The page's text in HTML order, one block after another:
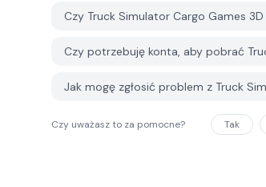
Czy Truck Simulator Cargo Games
Czy potrzebuję konta, aby pobrać
Jak mogę zgłosić problem z Truck
Czy uważasz to za pomocne? Tak